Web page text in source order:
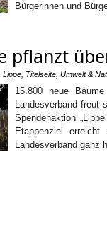
Bürgerinnen und
pflanzt
Lippe Titelseite Umwelt &
15.800 neue
Landesverband freut
Spendenaktion
Etappenziel
Landesverband ganz